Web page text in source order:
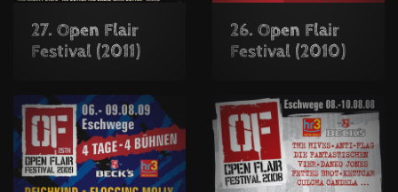
27. Open Flair
Festival (2011)
26. Open Flair
Festival (2010)